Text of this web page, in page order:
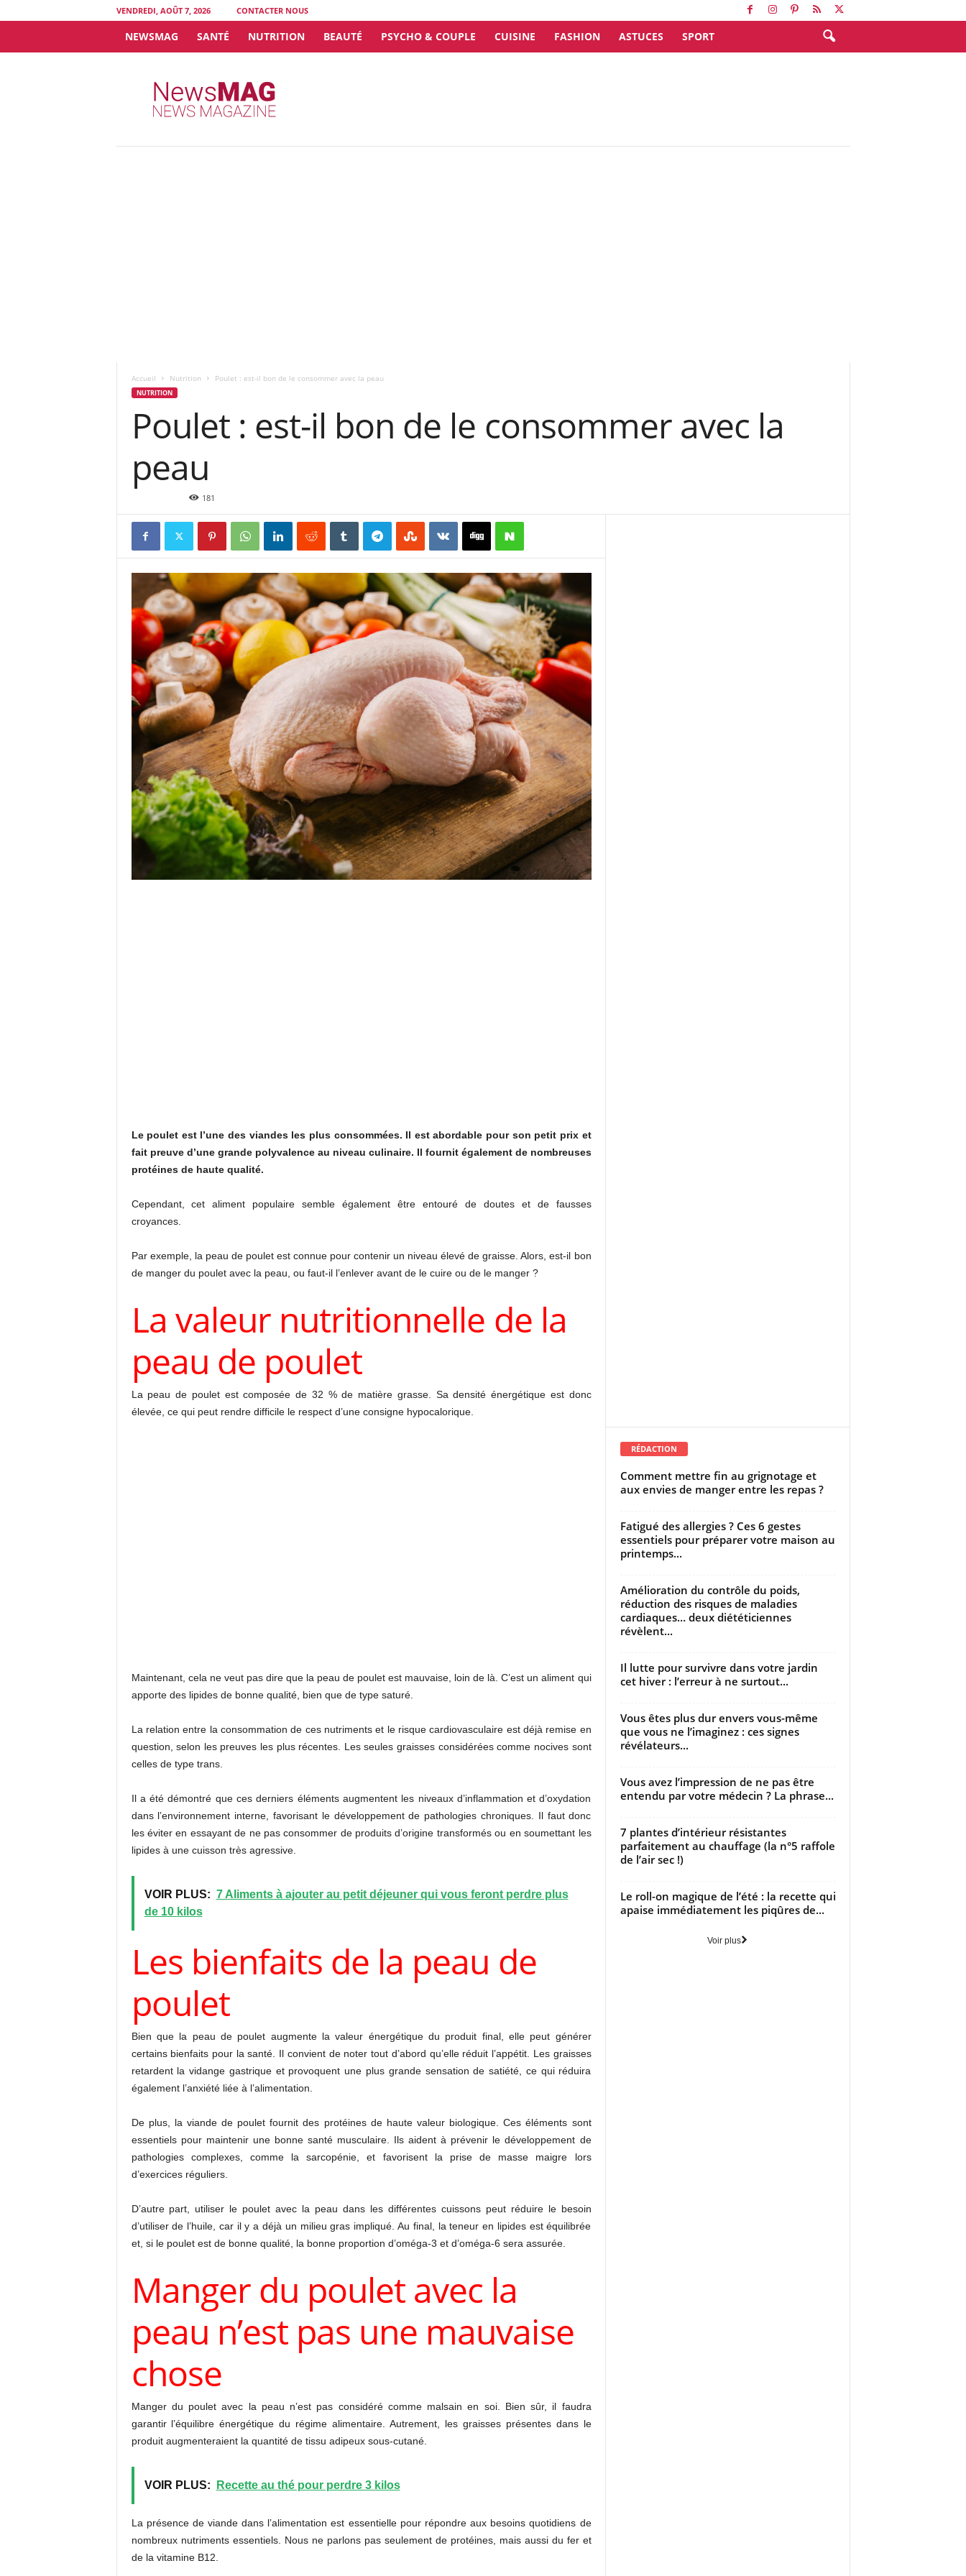
VENDREDI, AOÛT 7, 2026 CONTACTER NOUS
NEWSMAG SANTÉ NUTRITION BEAUTÉ PSYCHO & COUPLE CUISINE FASHION ASTUCES SPORT
Accueil Nutrition Poulet : est-il bon de le consommer avec la peau
NUTRITION
Poulet : est-il bon de le consommer avec la
peau
181
Le poulet est l’une des viandes les plus consommées. Il est abordable pour son petit prix et
fait preuve d’une grande polyvalence au niveau culinaire. Il fournit également de nombreuses
protéines de haute qualité.
Cependant, cet aliment populaire semble également être entouré de doutes et de fausses
croyances.
Par exemple, la peau de poulet est connue pour contenir un niveau élevé de graisse. Alors, est-il bon
de manger du poulet avec la peau, ou faut-il l’enlever avant de le cuire ou de le manger ?
La valeur nutritionnelle de la
peau de poulet
La peau de poulet est composée de 32 % de matière grasse. Sa densité énergétique est donc
élevée, ce qui peut rendre difficile le respect d’une consigne hypocalorique.
Maintenant, cela ne veut pas dire que la peau de poulet est mauvaise, loin de là. C’est un aliment qui
apporte des lipides de bonne qualité, bien que de type saturé.
La relation entre la consommation de ces nutriments et le risque cardiovasculaire est déjà remise en
question, selon les preuves les plus récentes. Les seules graisses considérées comme nocives sont
celles de type trans.
Il a été démontré que ces derniers éléments augmentent les niveaux d’inflammation et d’oxydation
dans l’environnement interne, favorisant le développement de pathologies chroniques. Il faut donc
les éviter en essayant de ne pas consommer de produits d’origine transformés ou en soumettant les
lipides à une cuisson très agressive.
VOIR PLUS: 7 Aliments à ajouter au petit déjeuner qui vous feront perdre plus
de 10 kilos
Les bienfaits de la peau de
poulet
Bien que la peau de poulet augmente la valeur énergétique du produit final, elle peut générer
certains bienfaits pour la santé. Il convient de noter tout d’abord qu’elle réduit l’appétit. Les graisses
retardent la vidange gastrique et provoquent une plus grande sensation de satiété, ce qui réduira
également l’anxiété liée à l’alimentation.
De plus, la viande de poulet fournit des protéines de haute valeur biologique. Ces éléments sont
essentiels pour maintenir une bonne santé musculaire. Ils aident à prévenir le développement de
pathologies complexes, comme la sarcopénie, et favorisent la prise de masse maigre lors
d’exercices réguliers.
D’autre part, utiliser le poulet avec la peau dans les différentes cuissons peut réduire le besoin
d’utiliser de l’huile, car il y a déjà un milieu gras impliqué. Au final, la teneur en lipides est équilibrée
et, si le poulet est de bonne qualité, la bonne proportion d’oméga-3 et d’oméga-6 sera assurée.
Manger du poulet avec la
peau n’est pas une mauvaise
chose
Manger du poulet avec la peau n’est pas considéré comme malsain en soi. Bien sûr, il faudra
garantir l’équilibre énergétique du régime alimentaire. Autrement, les graisses présentes dans le
produit augmenteraient la quantité de tissu adipeux sous-cutané.
VOIR PLUS: Recette au thé pour perdre 3 kilos
La présence de viande dans l’alimentation est essentielle pour répondre aux besoins quotidiens de
nombreux nutriments essentiels. Nous ne parlons pas seulement de protéines, mais aussi du fer et
de la vitamine B12.
RÉDACTION
Comment mettre fin au grignotage et
aux envies de manger entre les repas ?
Fatigué des allergies ? Ces 6 gestes
essentiels pour préparer votre maison au
printemps...
Amélioration du contrôle du poids,
réduction des risques de maladies
cardiaques… deux diététiciennes
révèlent...
Il lutte pour survivre dans votre jardin
cet hiver : l’erreur à ne surtout...
Vous êtes plus dur envers vous-même
que vous ne l’imaginez : ces signes
révélateurs...
Vous avez l’impression de ne pas être
entendu par votre médecin ? La phrase...
7 plantes d’intérieur résistantes
parfaitement au chauffage (la n°5 raffole
de l’air sec !)
Le roll-on magique de l’été : la recette qui
apaise immédiatement les piqûres de...
Voir plus